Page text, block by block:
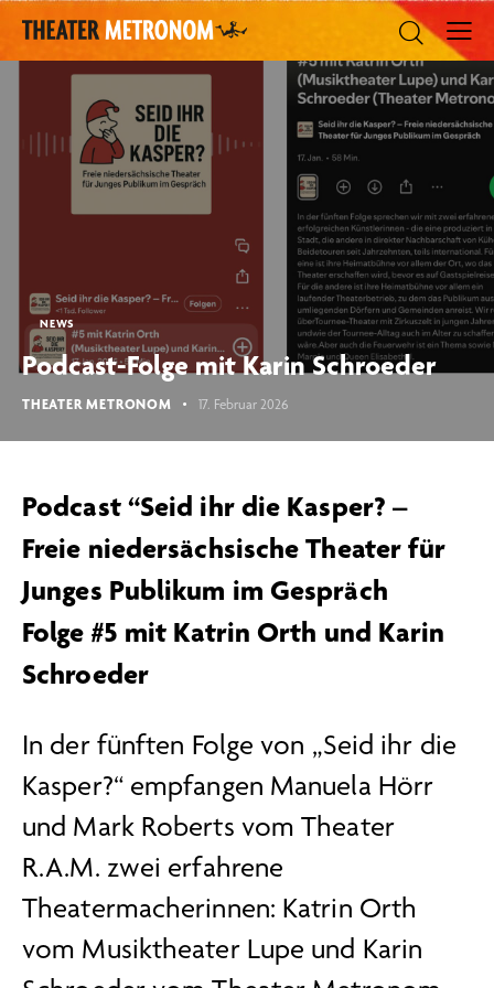
NEWS
Podcast-Folge mit Karin Schroeder
THEATER METRONOM 17. Februar 2026
Podcast “Seid ihr die Kasper? –
Freie niedersächsische Theater für
Junges Publikum im Gespräch
Folge #5 mit Katrin Orth und Karin
Schroeder
In der fünften Folge von „Seid ihr die
Kasper?“ empfangen Manuela Hörr
und Mark Roberts vom Theater
R.A.M. zwei erfahrene
Theatermacherinnen: Katrin Orth
vom Musiktheater Lupe und Karin